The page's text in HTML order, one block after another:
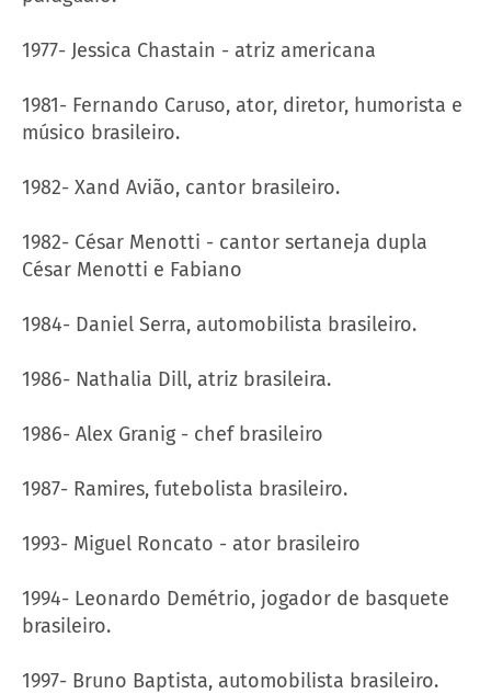
1977- Jessica Chastain - atriz americana
1981- Fernando Caruso, ator, diretor, humorista e
músico brasileiro.
1982- Xand Avião, cantor brasileiro.
1982- César Menotti - cantor sertaneja dupla
César Menotti e Fabiano
1984- Daniel Serra, automobilista brasileiro.
1986- Nathalia Dill, atriz brasileira.
1986- Alex Granig - chef brasileiro
1987- Ramires, futebolista brasileiro.
1993- Miguel Roncato - ator brasileiro
1994- Leonardo Demétrio, jogador de basquete
brasileiro.
1997- Bruno Baptista, automobilista brasileiro.